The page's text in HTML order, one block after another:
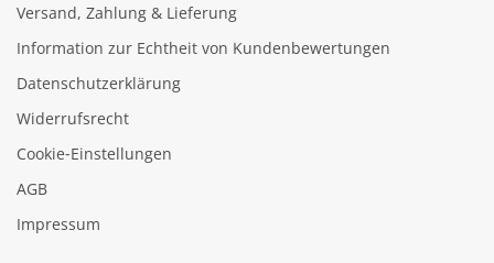
Versand, Zahlung & Lieferung
Information zur Echtheit von Kundenbewertungen
Datenschutzerklärung
Widerrufsrecht
Cookie‑Einstellungen
AGB
Impressum